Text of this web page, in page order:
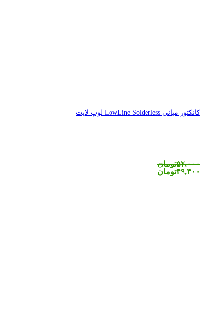
کانکتور میانی LowLine Solderless لوپ لایت
۵۲,۰۰۰تومان
۴۹,۴۰۰تومان